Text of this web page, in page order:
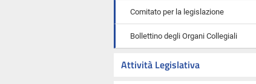
Comitato per la legislazione
Bollettino degli Organi Collegiali
Attività Legislativa